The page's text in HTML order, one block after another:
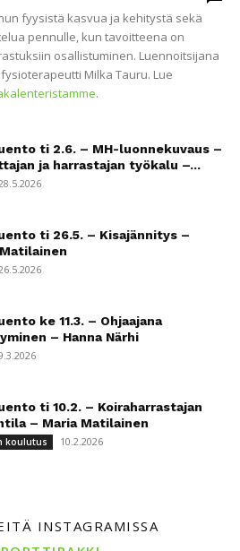
fyysistä kasvua ja kehitystä sekä
pennulle, kun tavoitteena on
osallistuminen. Luennoitsijana
Milka Tauru. Lue
.
ti 2.6. – MH-luonnekuvaus –
ja harrastajan työkalu –...
ti 26.5. – Kisajännitys –
ke 11.3. – Ohjaajana
– Hanna Närhi
ti 10.2. – Koiraharrastajan
– Maria Matilainen
koulutus 10.2.2026
INSTAGRAMISSA